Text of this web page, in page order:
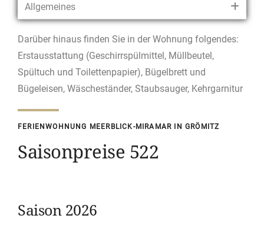
Allgemeines
Darüber hinaus finden Sie in der Wohnung folgendes:
Erstausstattung (Geschirrspülmittel, Müllbeutel,
Spültuch und Toilettenpapier), Bügelbrett und
Bügeleisen, Wäscheständer, Staubsauger, Kehrgarnitur
FERIENWOHNUNG MEERBLICK-MIRAMAR IN GRÖMITZ
Saisonpreise 522
Saison 2026